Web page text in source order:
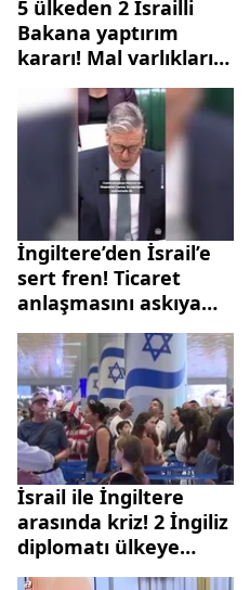
5 ülkeden 2 İsrailli
Bakana yaptırım
kararı! Mal varlıkları
dondurulacak
İngiltere’den İsrail’e
sert fren! Ticaret
anlaşmasını askıya
aldı
İsrail ile İngiltere
arasında kriz! 2 İngiliz
diplomatı ülkeye
sokmadılar